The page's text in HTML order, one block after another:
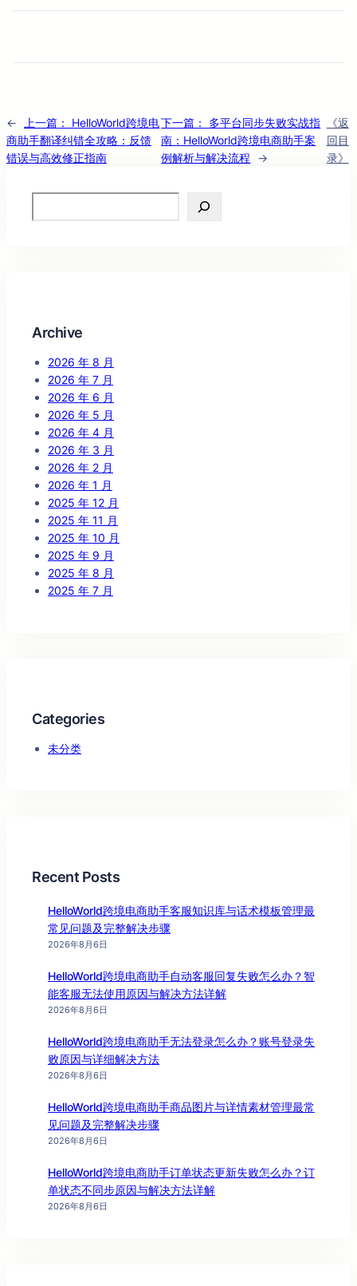
← 上一篇：
HelloWorld跨境电
商助手翻译纠错全攻略：反馈
错误与高效修正指南
下一篇：
多平台同步失败实战指
南：HelloWorld跨境电商助手案
例解析与解决流程
→
《返
回目
录》
Archive
2026 年 8 月
2026 年 7 月
2026 年 6 月
2026 年 5 月
2026 年 4 月
2026 年 3 月
2026 年 2 月
2026 年 1 月
2025 年 12 月
2025 年 11 月
2025 年 10 月
2025 年 9 月
2025 年 8 月
2025 年 7 月
Categories
未分类
Recent Posts
HelloWorld跨境电商助手客服知识库与话术模板管理最
常见问题及完整解决步骤
2026年8月6日
HelloWorld跨境电商助手自动客服回复失败怎么办？智
能客服无法使用原因与解决方法详解
2026年8月6日
HelloWorld跨境电商助手无法登录怎么办？账号登录失
败原因与详细解决方法
2026年8月6日
HelloWorld跨境电商助手商品图片与详情素材管理最常
见问题及完整解决步骤
2026年8月6日
HelloWorld跨境电商助手订单状态更新失败怎么办？订
单状态不同步原因与解决方法详解
2026年8月6日